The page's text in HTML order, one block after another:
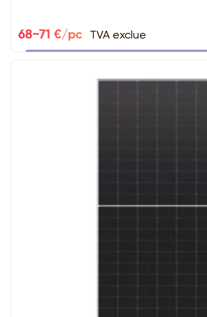
68~71 €/pc TVA exclue